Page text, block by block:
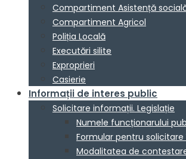
Compartiment Asistență
Compartiment Agricol
Poliția Locală
Executări silite
Exproprieri
Casierie
Informații de interes public
Solicitare informații. Legislație
Numele funcționarului
Formular pentru solicitare
Modalitatea de